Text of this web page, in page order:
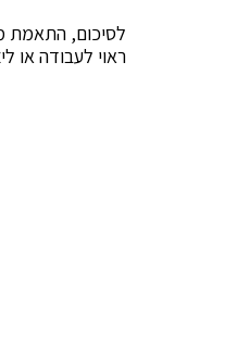
לסיכום, התאמת
ראוי לעבודה או